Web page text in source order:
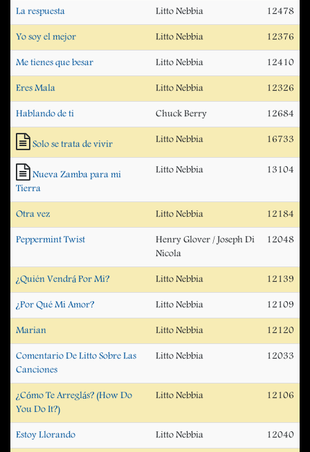
La respuesta Litto Nebbia 12478
Yo soy el mejor Litto Nebbia 12376
Me tienes que besar Litto Nebbia 12410
Eres Mala Litto Nebbia 12326
Hablando de ti Chuck Berry 12684
Solo se trata de vivir Litto Nebbia 16733
Nueva Zamba para mi
Tierra
Litto Nebbia 13104
Otra vez Litto Nebbia 12184
Peppermint Twist
Henry Glover / Joseph Di
Nicola
12048
¿Quién Vendrá Por Mi? Litto Nebbia 12139
¿Por Qué Mi Amor? Litto Nebbia 12109
Marian Litto Nebbia 12120
Comentario De Litto Sobre Las
Canciones
Litto Nebbia 12033
¿Cómo Te Arreglás? (How Do
You Do It?)
Litto Nebbia 12106
Estoy Llorando Litto Nebbia 12040